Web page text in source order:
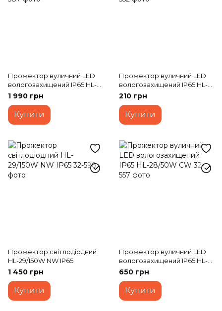
Прожектор вуличний LED
вологозахищений IP65 HL-
29/200W CW
1 990 грн
Купити
Прожектор вуличний LED
вологозахищений IP65 HL-
28/10W NW
210 грн
Купити
Прожектор світлодіодний
HL-29/150W NW IP65
1 450 грн
Купити
Прожектор вуличний LED
вологозахищений IP65 HL-
28/50W CW
650 грн
Купити